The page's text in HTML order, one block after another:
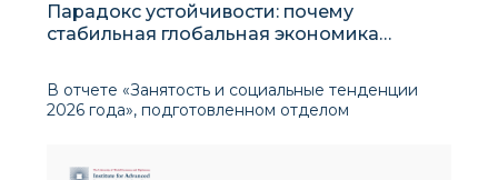
Парадокс устойчивости: почему
стабильная глобальная экономика
В отчете «Занятость и социальные тенденции
2026 года», подготовленном отделом